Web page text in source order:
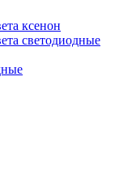
ксенон
светодиодные